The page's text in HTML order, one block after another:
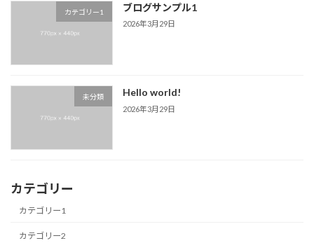
カテゴリー1 ブログサンプル1
2026年3月29日
未分類 Hello world!
2026年3月29日
カテゴリー
カテゴリー1
カテゴリー2